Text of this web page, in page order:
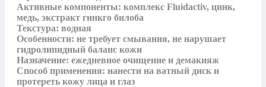
Активные компоненты: комплекс Fluidactiv, цинк,
медь, экстракт гинкго билоба
Текстура: водная
Особенности: не требует смывания, не нарушает
гидролипидный баланс кожи
Назначение: ежедневное очищение и демакияж
Способ применения: нанести на ватный диск и
протереть кожу лица и глаз